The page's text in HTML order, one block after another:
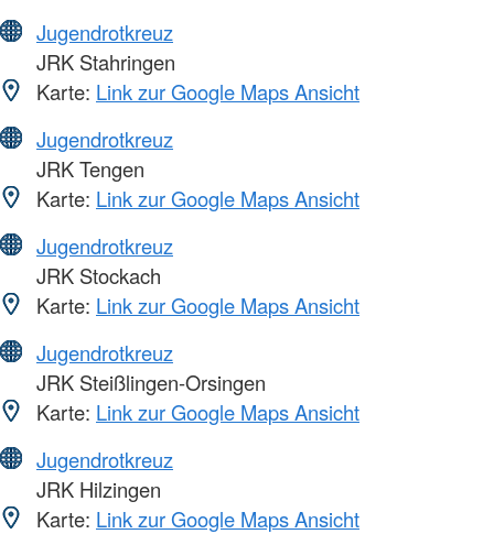
Jugendrotkreuz
JRK Stahringen
Karte: Link zur Google Maps Ansicht
Jugendrotkreuz
JRK Tengen
Karte: Link zur Google Maps Ansicht
Jugendrotkreuz
JRK Stockach
Karte: Link zur Google Maps Ansicht
Jugendrotkreuz
JRK Steißlingen-Orsingen
Karte: Link zur Google Maps Ansicht
Jugendrotkreuz
JRK Hilzingen
Karte: Link zur Google Maps Ansicht